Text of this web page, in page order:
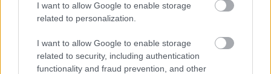
I want to allow Google to enable storage
related to personalization.
I want to allow Google to enable storage
related to security, including authentication
functionality and fraud prevention, and other